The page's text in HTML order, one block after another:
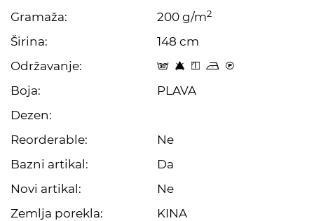
Gramaža:
200 g/m2
Širina:
148 cm
Održavanje:
s 8 y o C
Boja:
PLAVA
Dezen:
Reorderable:
Ne
Bazni artikal:
Da
Novi artikal:
Ne
Zemlja porekla:
KINA